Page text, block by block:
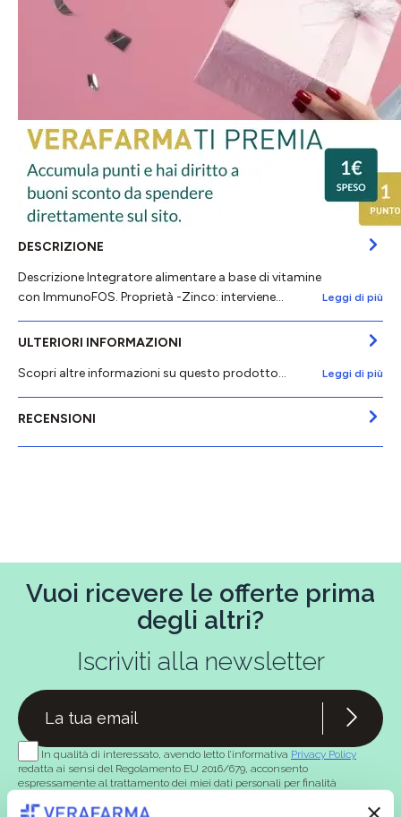
DESCRIZIONE
Descrizione Integratore alimentare a base di vitamine
con ImmunoFOS. Proprietà -Zinco: interviene…
Leggi di più
ULTERIORI INFORMAZIONI
Scopri altre informazioni su questo prodotto...
Leggi di più
RECENSIONI
Vuoi ricevere le offerte prima
degli altri?
Iscriviti alla newsletter
In qualità di interessato, avendo letto l’informativa Privacy Policy
redatta ai sensi del Regolamento EU 2016/679, acconsento
espressamente al trattamento dei miei dati personali per finalità
marketing (con modalità telematiche - quali ad es. newsletter ed e-mail